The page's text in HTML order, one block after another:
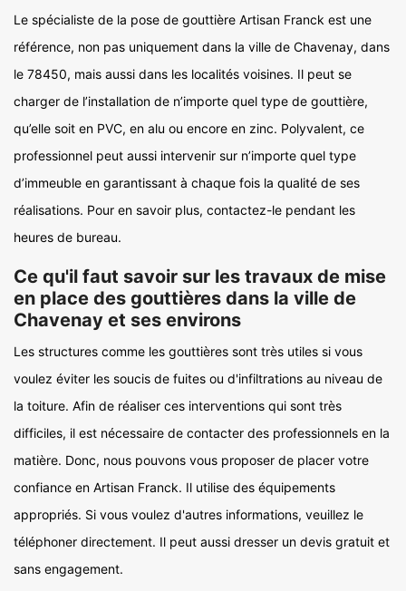
Le spécialiste de la pose de gouttière Artisan Franck est une
référence, non pas uniquement dans la ville de Chavenay, dans
le 78450, mais aussi dans les localités voisines. Il peut se
charger de l’installation de n’importe quel type de gouttière,
qu’elle soit en PVC, en alu ou encore en zinc. Polyvalent, ce
professionnel peut aussi intervenir sur n’importe quel type
d’immeuble en garantissant à chaque fois la qualité de ses
réalisations. Pour en savoir plus, contactez-le pendant les
heures de bureau.
Ce qu'il faut savoir sur les travaux de mise
en place des gouttières dans la ville de
Chavenay et ses environs
Les structures comme les gouttières sont très utiles si vous
voulez éviter les soucis de fuites ou d'infiltrations au niveau de
la toiture. Afin de réaliser ces interventions qui sont très
difficiles, il est nécessaire de contacter des professionnels en la
matière. Donc, nous pouvons vous proposer de placer votre
confiance en Artisan Franck. Il utilise des équipements
appropriés. Si vous voulez d'autres informations, veuillez le
téléphoner directement. Il peut aussi dresser un devis gratuit et
sans engagement.